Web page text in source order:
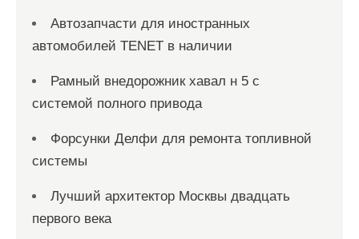
Автозапчасти для иностранных
автомобилей TENET в наличии
Рамный внедорожник хавал н 5 с
системой полного привода
Форсунки Делфи для ремонта топливной
системы
Лучший архитектор Москвы двадцать
первого века